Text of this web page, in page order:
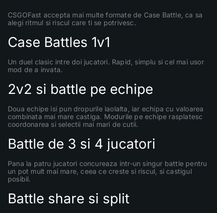
CSGOFast accepta mai multe formate de Case Battle, ca sa
alegi ritmul si riscul care ti se potrivesc.
Case Battles 1v1
Un duel clasic intre doi jucatori. Rapid, simplu si cel mai usor
mod de a invata.
2v2 si battle pe echipe
Doua echipe isi pun dropurile laolalta, iar echipa cu valoarea
combinata mai mare castiga. Modurile pe echipe rasplatesc
coordonarea si selectii mai mari de cutii.
Battle de 3 si 4 jucatori
Pana la patru jucatori concureaza intr-un singur battle pentru
un pot mult mai mare, ceea ce creste si riscul, si castigul
posibil.
Battle share si split